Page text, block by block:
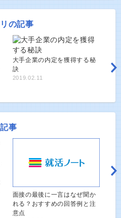
の記事
大手企業の内定を獲得する秘
訣
2019.02.11
事
面接の最後に一言はなぜ聞か
れる？おすすめの回答例と注
意点